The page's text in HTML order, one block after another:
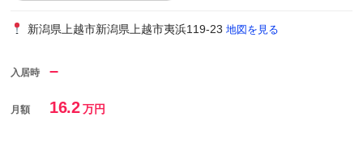
新潟県上越市新潟県上越市夷浜119-23 地図を見る
入居時 –
月額 16.2万円